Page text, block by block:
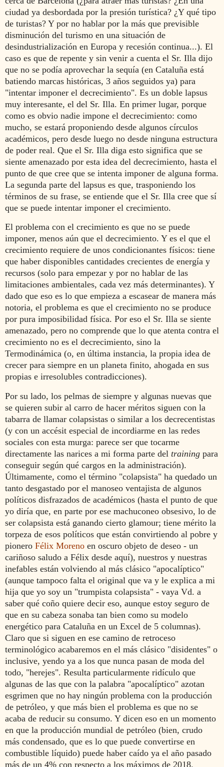
ciudad ya desbordada por la presión turística? ¿Y qué tipo
de turistas? Y por no hablar por la más que previsible
disminución del turismo en una situación de
desindustrialización en Europa y recesión continua...). El
caso es que de repente y sin venir a cuenta el Sr. Illa dijo
que no se podía aprovechar la sequía (en Cataluña está
batiendo marcas históricas, 3 años seguidos ya) para
"intentar imponer el decrecimiento". Es un doble lapsus
muy interesante, el del Sr. Illa. En primer lugar, porque
como es obvio nadie impone el decrecimiento: como
mucho, se estará proponiendo desde algunos círculos
académicos, pero desde luego no desde ninguna estructura
de poder real. Que el Sr. Illa diga esto significa que se
siente amenazado por esta idea del decrecimiento, hasta el
punto de que cree que se intenta imponer de alguna forma.
La segunda parte del lapsus es que, trasponiendo los
términos de su frase, se entiende que el Sr. Illa cree que sí
que se puede intentar imponer el crecimiento.
El problema con el crecimiento es que no se puede
imponer, menos aún que el decrecimiento. Y es el que el
crecimiento requiere de unos condicionantes físicos: tiene
que haber disponibles cantidades crecientes de energía y
recursos (solo para empezar y por no hablar de las
limitaciones ambientales, cada vez más determinantes). Y
dado que eso es lo que empieza a escasear de manera más
notoria, el problema es que el crecimiento no se produce
por pura imposibilidad física. Por eso el Sr. Illa se siente
amenazado, pero no comprende que lo que atenta contra el
crecimiento no es el decrecimiento, sino la
Termodinámica (o, en última instancia, la propia idea de
crecer para siempre en un planeta finito, ahogada en sus
propias e irresolubles contradicciones).
Por su lado, los pelmas de siempre y algunas nuevas que
se quieren subir al carro de hacer méritos siguen con la
tabarra de llamar colapsistas o similar a los decrecentistas
(y con un accésit especial de incordiarme en las redes
sociales con esta murga: parece ser que tocarme
directamente las narices a mi forma parte del training para
conseguir según qué cargos en la administración).
Últimamente, como el término "colapsista" ha quedado un
tanto desgastado por el manoseo ventajista de algunos
políticos disfrazados de académicos (hasta el punto de que
yo diría que, en parte por ese machuconeo obsesivo, lo de
ser colapsista está ganando cierto glamour; tiene mérito la
torpeza de esos políticos que están convirtiendo al pobre y
pionero Félix Moreno en oscuro objeto de deseo - un
cariñoso saludo a Félix desde aquí), nuestros y nuestras
inefables están volviendo al más clásico "apocalíptico"
(aunque tampoco falta el original que va y le explica a mi
hija que yo soy un "trumpista colapsista" - vaya Vd. a
saber qué coño quiere decir eso, aunque estoy seguro de
que en su cabeza sonaba tan bien como su modelo
energético para Cataluña en un Excel de 5 columnas).
Claro que si siguen en ese camino de retroceso
terminológico acabaremos en el más clásico "disidentes" o
inclusive, yendo ya a los que nunca pasan de moda del
todo, "herejes". Resulta particularmente ridículo que
algunas de las que con la palabra "apocalíptico" azotan
esgrimen que no hay ningún problema con la producción
de petróleo, y que más bien el problema es que no se
acaba de reducir su consumo. Y dicen eso en un momento
en que la producción mundial de petróleo (bien, crudo
más condensado, que es lo que puede convertirse en
combustible líquido) puede haber caído ya el año pasado
más de un 4% con respecto a los máximos de 2018.